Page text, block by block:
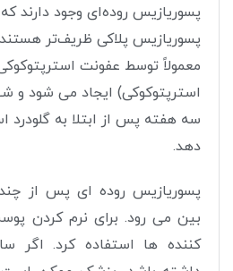
پسوریازیس روده‌ای وجود دارند
پسوریازیس پلاکی ظریف‌تر
معمولاً توسط عفونت
استرپتوکوکی) ایجاد می شود و
سه هفته پس از ابتلا به گلودرد
دهد.
پسوریازیس روده ای پس از
بین می رود. برای نرم کردن
کننده ها استفاده کرد. اگر